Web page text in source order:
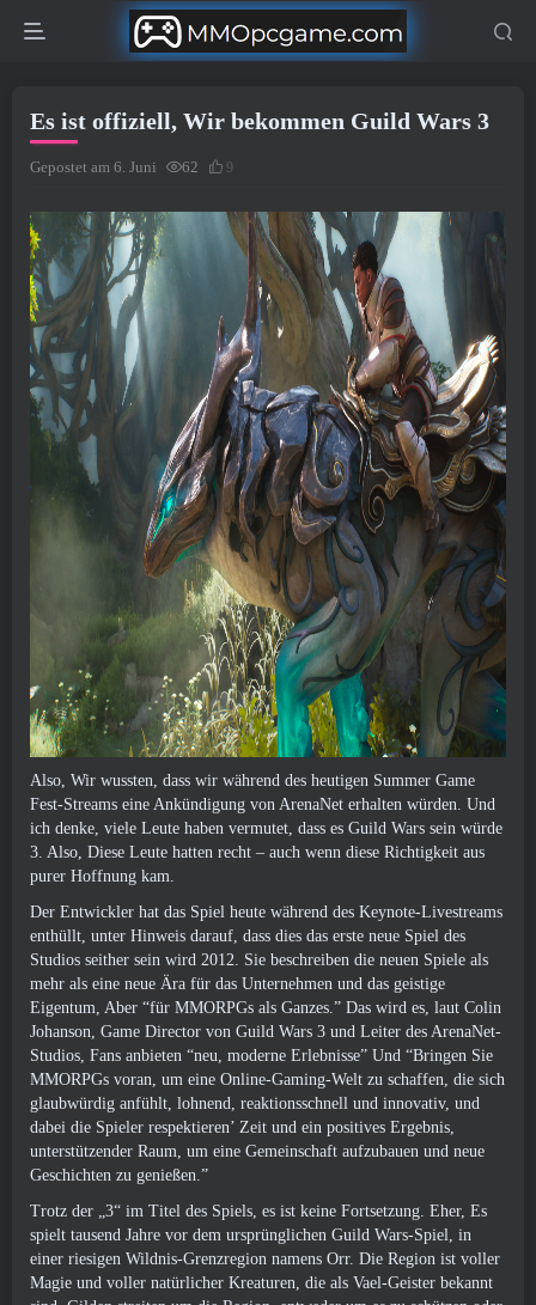
Es ist offiziell, Wir bekommen Guild Wars 3
Gepostet am 6. Juni 62 9
Also, Wir wussten, dass wir während des heutigen Summer Game
Fest-Streams eine Ankündigung von ArenaNet erhalten würden. Und
ich denke, viele Leute haben vermutet, dass es Guild Wars sein würde
3. Also, Diese Leute hatten recht – auch wenn diese Richtigkeit aus
purer Hoffnung kam.
Der Entwickler hat das Spiel heute während des Keynote-Livestreams
enthüllt, unter Hinweis darauf, dass dies das erste neue Spiel des
Studios seither sein wird 2012. Sie beschreiben die neuen Spiele als
mehr als eine neue Ära für das Unternehmen und das geistige
Eigentum, Aber “für MMORPGs als Ganzes.” Das wird es, laut Colin
Johanson, Game Director von Guild Wars 3 und Leiter des ArenaNet-
Studios, Fans anbieten “neu, moderne Erlebnisse” Und “Bringen Sie
MMORPGs voran, um eine Online-Gaming-Welt zu schaffen, die sich
glaubwürdig anfühlt, lohnend, reaktionsschnell und innovativ, und
dabei die Spieler respektieren’ Zeit und ein positives Ergebnis,
unterstützender Raum, um eine Gemeinschaft aufzubauen und neue
Geschichten zu genießen.”
Trotz der „3“ im Titel des Spiels, es ist keine Fortsetzung. Eher, Es
spielt tausend Jahre vor dem ursprünglichen Guild Wars-Spiel, in
einer riesigen Wildnis-Grenzregion namens Orr. Die Region ist voller
Magie und voller natürlicher Kreaturen, die als Vael-Geister bekannt